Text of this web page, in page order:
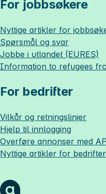
For jobbsøkere
Nyttige artikler for
Spørsmål og svar
Jobbe i utlandet (EURES)
Information to refugees
For bedrifter
Vilkår og retningslinjer
Hjelp til innlogging
Overføre annonser med
Nyttige artikler for bedrifter